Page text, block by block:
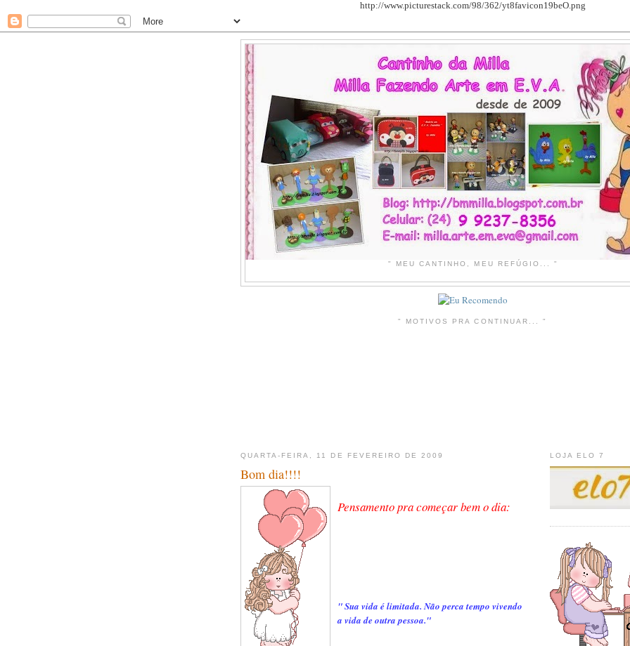
http://www.picturestack.com/98/362/yt8favicon19beO.png
" MEU CANTINHO, MEU REFÚGIO... "
" MOTIVOS PRA CONTINUAR... "
QUARTA-FEIRA, 11 DE FEVEREIRO DE 2009
Bom dia!!!!
Pensamento pra começar bem o dia:
" Sua vida é limitada. Não perca tempo vivendo
a vida de outra pessoa."
LOJA ELO 7